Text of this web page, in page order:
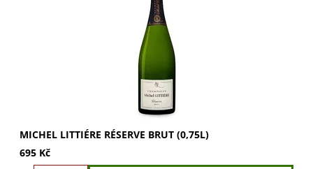
ovocná chuť s tóny broskve, jablek a briošek. Ideální k
MICHEL LITTIÉRE RÉSERVE BRUT (0,75L)
695 Kč